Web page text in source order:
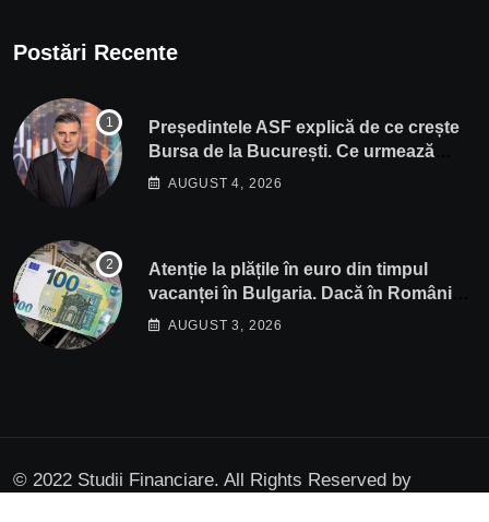
Postări Recente
Președintele ASF explică de ce crește
Bursa de la București. Ce urmează
pentru BVB potrivit lui Alexandru
AUGUST 4, 2026
Atenție la plățile în euro din timpul
vacanței în Bulgaria. Dacă în România
cele mai falsificate bancnote sunt cele
AUGUST 3, 2026
© 2022 Studii Financiare. All Rights Reserved by